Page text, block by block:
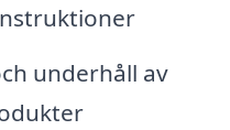
underhåll av